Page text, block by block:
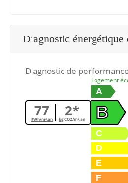
Diagnostic énergétique
Diagnostic de
77
KWh/m².an 2*
kg CO2/m².an
Logement
A
B
C
D
E
F